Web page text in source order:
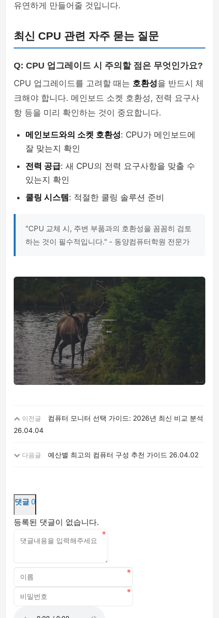
유연하게 만들어줄 것입니다.
최신 CPU 관련 자주 묻는 질문
Q: CPU 업그레이드 시 주의할 점은 무엇인가요?
CPU 업그레이드를 고려할 때는 호환성을 반드시 체
크해야 합니다. 메인보드 소켓 호환성, 전력 요구사
항 등을 미리 확인하는 것이 중요합니다.
메인보드와의 소켓 호환성: CPU가 메인보드에
잘 맞는지 확인
전력 공급: 새 CPU의 전력 요구사항을 맞출 수
있는지 확인
쿨링 시스템 : 적절한 쿨링 솔루션 준비
"CPU 교체 시, 주변 부품과의 호환성을 꼼꼼히 검토
하는 것이 필수적입니다." - 동양컴퓨터학원 전문가
이전글
컴퓨터 모니터 선택 가이드: 2026년 최신 비교 분석
26.04.04
다음글 예산별 최고의 컴퓨터 구성 추천 가이드 26.04.02
댓글 0
등록된 댓글이 없습니다.